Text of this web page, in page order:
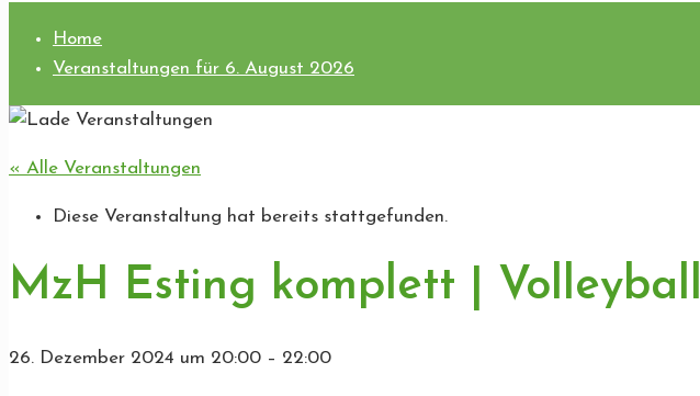
Home
Veranstaltungen für 6. August 2026
« Alle Veranstaltungen
Diese Veranstaltung hat bereits stattgefunden.
MzH Esting komplett | Volleyball
26. Dezember 2024 um 20:00 – 22:00